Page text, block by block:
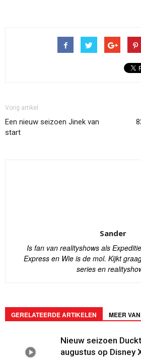
Vorig artikel
Een nieuw seizoen Jinek van
start
Sander
Is fan van realityshows als
Express en Wie is de mol. Kijkt
series en
GERELATEERDE ARTIKELEN MEER
Nieuw seizoen
augustus op Disney